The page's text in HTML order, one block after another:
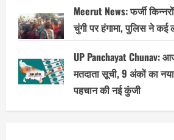
Meerut News: फर्जी
चुंगी पर हंगामा, पुलिस ने कई
UP Panchayat Chunav:
मतदाता सूची, 9 अंकों का
पहचान की नई कुंजी